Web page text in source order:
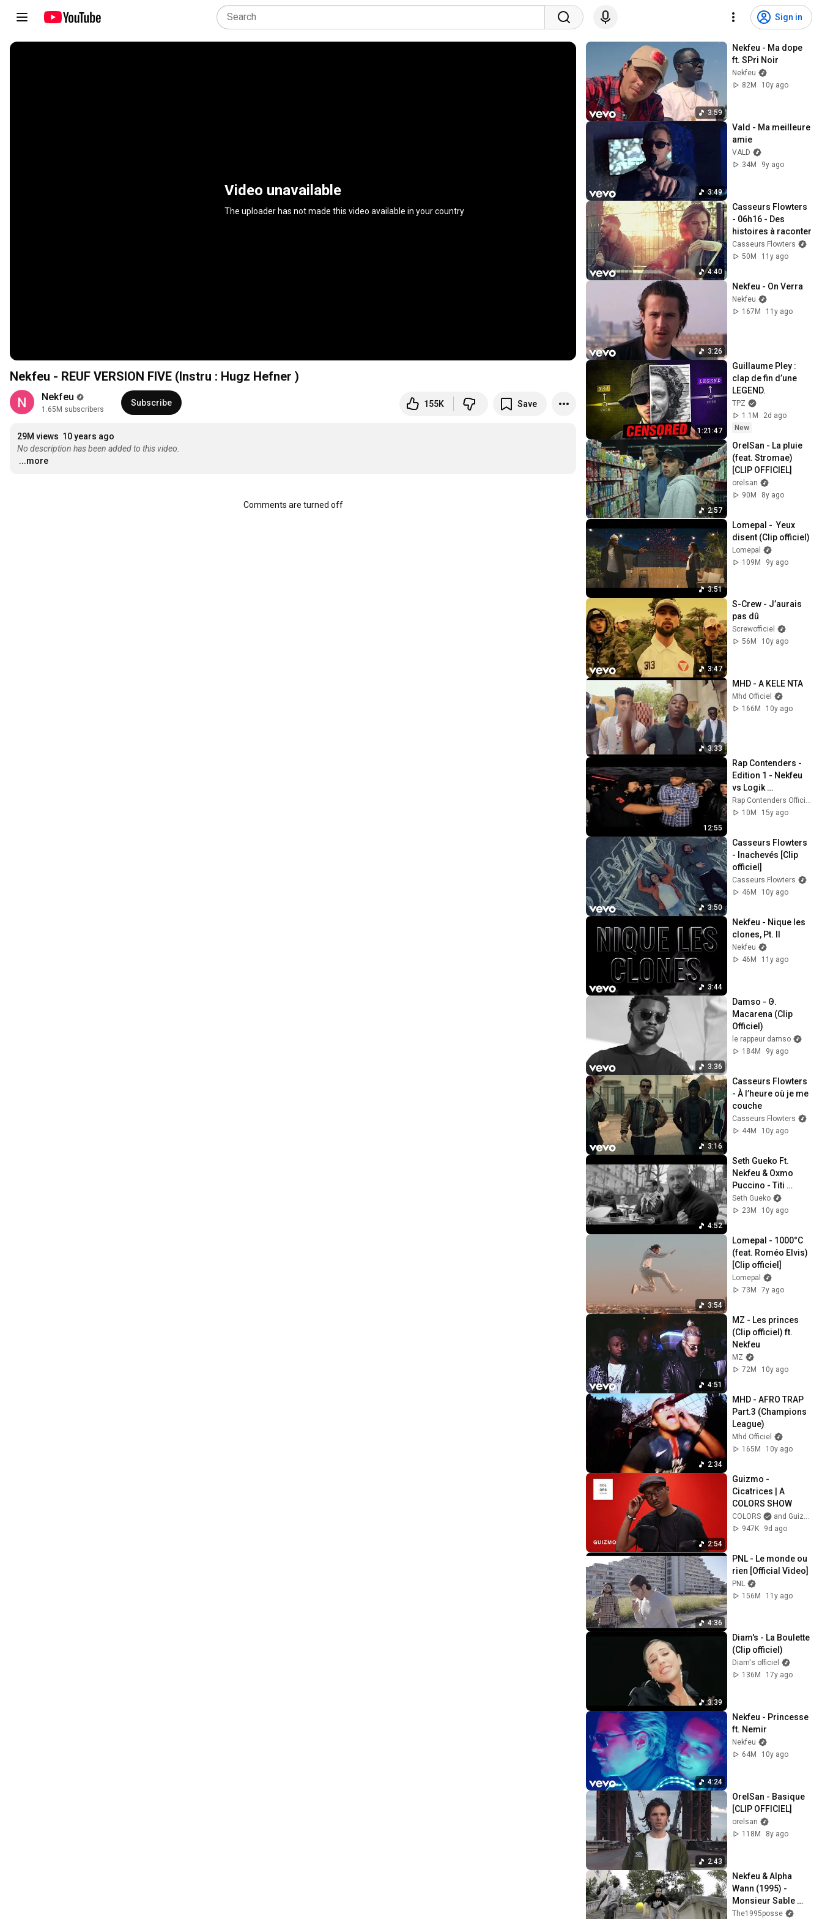
Sign in
Video unavailable
The uploader has not made this video available in your country
Nekfeu - REUF VERSION FIVE (Instru : Hugz Hefner )
Nekfeu
1.65M subscribers
Subscribe 155K Save
29M views 10 years ago
No description has been added to this video.
...more
Comments are turned off
3:59
Nekfeu - Ma dope
ft. SPri Noir
Nekfeu
82M
10y ago
3:49
Vald - Ma meilleure
amie
VALD
34M
9y ago
4:40
Casseurs Flowters
- 06h16 - Des
histoires à raconter
Casseurs Flowters
50M
11y ago
3:26
Nekfeu - On Verra
Nekfeu
167M
11y ago
1:21:47
Guillaume Pley :
clap de fin d’une
LEGEND.
TPZ
1.1M
2d ago
New
2:57
OrelSan - La pluie
(feat. Stromae)
[CLIP OFFICIEL]
orelsan
90M
8y ago
3:51
Lomepal -  Yeux
disent (Clip officiel)
Lomepal
109M
9y ago
3:47
S-Crew - J’aurais
pas dû
Screwofficiel
56M
10y ago
3:33
MHD - A KELE NTA
Mhd Officiel
166M
10y ago
12:55
Rap Contenders -
Edition 1 - Nekfeu
vs Logik
Konstantine
Rap Contenders Officiel
10M
15y ago
3:50
Casseurs Flowters
- Inachevés [Clip
officiel]
Casseurs Flowters
46M
10y ago
3:44
Nekfeu - Nique les
clones, Pt. II
Nekfeu
46M
11y ago
3:36
Damso - Θ.
Macarena (Clip
Officiel)
le rappeur damso
184M
9y ago
3:16
Casseurs Flowters
- À l’heure où je me
couche
Casseurs Flowters
44M
10y ago
4:52
Seth Gueko Ft.
Nekfeu & Oxmo
Puccino - Titi
Parisien Remix -
Clip Officiel
Seth Gueko
23M
10y ago
3:54
Lomepal - 1000°C
(feat. Roméo Elvis)
[Clip officiel]
Lomepal
73M
7y ago
4:51
MZ - Les princes
(Clip officiel) ft.
Nekfeu
MZ
72M
10y ago
2:34
MHD - AFRO TRAP
Part.3 (Champions
League)
Mhd Officiel
165M
10y ago
2:54
Guizmo -
Cicatrices | A
COLORS SHOW
COLORS
and Guizmo
947K
9d ago
4:36
PNL - Le monde ou
rien [Official Video]
PNL
156M
11y ago
3:39
Diam's - La Boulette
(Clip officiel)
Diam's officiel
136M
17y ago
4:24
Nekfeu - Princesse
ft. Nemir
Nekfeu
64M
10y ago
2:43
OrelSan - Basique
[CLIP OFFICIEL]
orelsan
118M
8y ago
Nekfeu & Alpha
Wann (1995) -
Monsieur Sable
(Prod. Basement
The1995posse